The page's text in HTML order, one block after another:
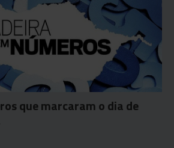
que marcaram o dia de